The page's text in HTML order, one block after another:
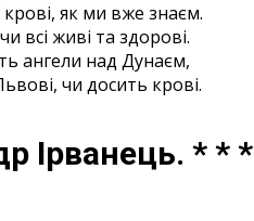
крові, як ми вже знаєм.
всі живі та здорові.
ангели над Дунаєм,
чи досить крові.
Ірванець. * * *